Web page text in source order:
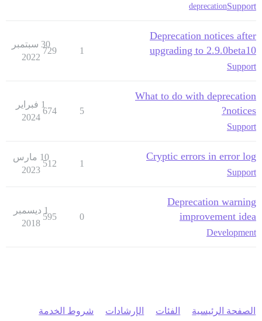
Support
deprecation
Deprecation notices after
upgrading to 2.9.0beta10
Support
1
729
30 سبتمبر
2022
What to do with deprecation
notices?
Support
5
674
1 فبراير
2024
Cryptic errors in error log
Support
1
512
10 مارس
2023
Deprecation warning
improvement idea
Development
0
595
1 ديسمبر
2018
الصفحة الرئيسية الفئات الإرشادات شروط الخدمة